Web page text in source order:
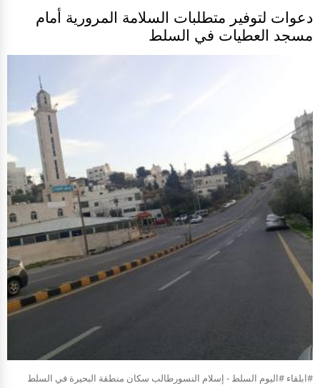
دعوات لتوفير متطلبات السلامة المرورية أمام
مسجد العطيات في السلط
#ابلقاء #اليوم السلط - إسلام النسورطالب سكان منطقة البحيرة في السلط